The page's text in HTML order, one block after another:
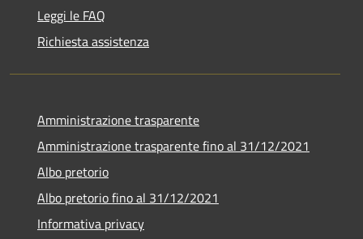
Leggi le FAQ
Richiesta assistenza
Amministrazione trasparente
Amministrazione trasparente fino al 31/12/2021
Albo pretorio
Albo pretorio fino al 31/12/2021
Informativa privacy